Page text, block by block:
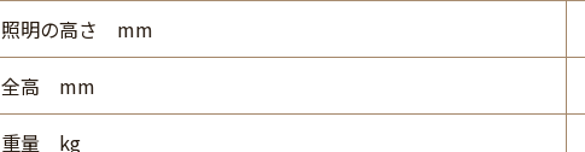
照明の高さ mm
全高 mm
重量 kg